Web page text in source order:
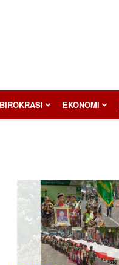
EKONOMI